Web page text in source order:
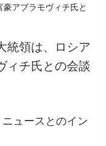
統領は、ロシア
ィチ氏との会談
ュースとのイン